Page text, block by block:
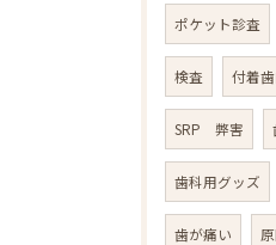
ポケット診査
検査 付着
SRP 弊害
歯科用グッズ
歯が痛い